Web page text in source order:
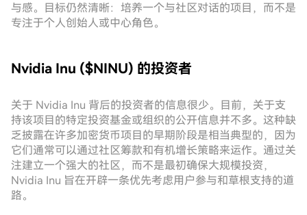
与感。目标仍然清晰：培养一个与社区对话的项目，而不是
专注于个人创始人或中心角色。
Nvidia Inu ($NINU) 的投资者
关于 Nvidia Inu 背后的投资者的信息很少。目前，关于支
持该项目的特定投资基金或组织的公开信息并不多。这种缺
乏披露在许多加密货币项目的早期阶段是相当典型的，因为
它们通常可以通过社区筹款和有机增长策略来运作。通过关
注建立一个强大的社区，而不是最初确保大规模投资，
Nvidia Inu 旨在开辟一条优先考虑用户参与和草根支持的道
路。